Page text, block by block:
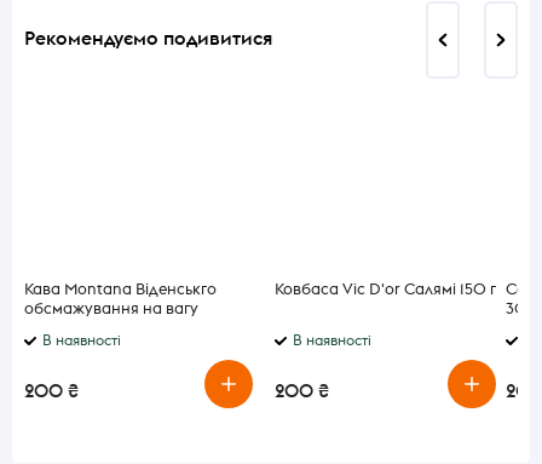
Рекомендуємо подивитися
Кава Montana Віденськго
обсмажування на вагу
В наявності
200 ₴
Ковбаса Vic D'or Салямі 150 г
В наявності
200 ₴